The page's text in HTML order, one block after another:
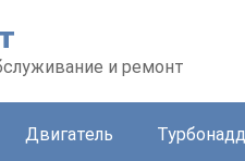
и ремонт
Двигатель